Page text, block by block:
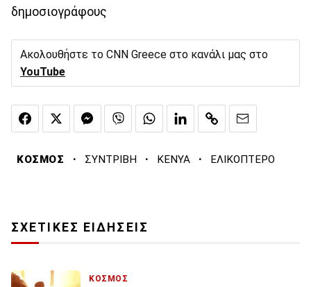
δημοσιογράφους
Ακολουθήστε το CNN Greece στο κανάλι μας στο
YouTube
ΚΟΣΜΟΣ · ΣΥΝΤΡΙΒΗ · ΚΕΝΥΑ · ΕΛΙΚΟΠΤΕΡΟ
ΣΧΕΤΙΚΕΣ ΕΙΔΗΣΕΙΣ
ΚΟΣΜΟΣ